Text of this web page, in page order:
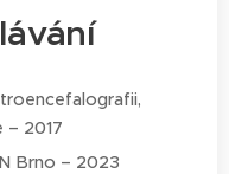
– 2017
Brno – 2023